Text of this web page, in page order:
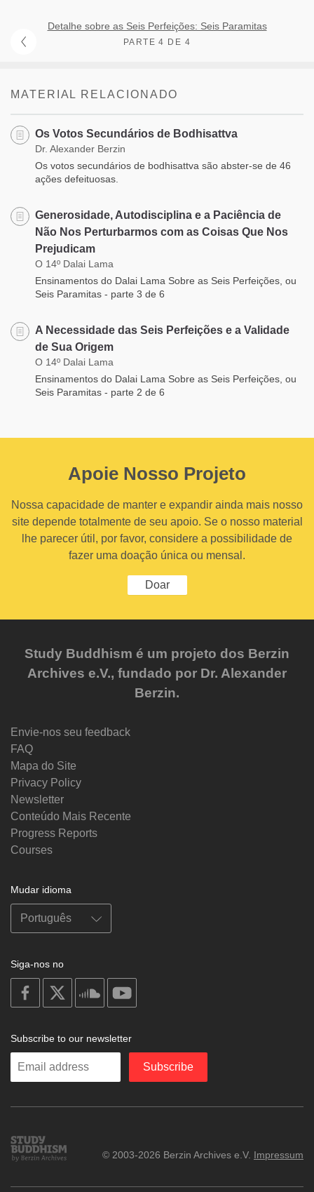
Detalhe sobre as Seis Perfeições: Seis Paramitas
PARTE 4 DE 4
MATERIAL RELACIONADO
Os Votos Secundários de Bodhisattva
Dr. Alexander Berzin
Os votos secundários de bodhisattva são abster-se de 46
ações defeituosas.
Generosidade, Autodisciplina e a Paciência de
Não Nos Perturbarmos com as Coisas Que Nos
Prejudicam
O 14º Dalai Lama
Ensinamentos do Dalai Lama Sobre as Seis Perfeições, ou
Seis Paramitas - parte 3 de 6
A Necessidade das Seis Perfeições e a Validade
de Sua Origem
O 14º Dalai Lama
Ensinamentos do Dalai Lama Sobre as Seis Perfeições, ou
Seis Paramitas - parte 2 de 6
Apoie Nosso Projeto
Nossa capacidade de manter e expandir ainda mais nosso
site depende totalmente de seu apoio. Se o nosso material
lhe parecer útil, por favor, considere a possibilidade de
fazer uma doação única ou mensal.
Doar
Study Buddhism é um projeto dos Berzin
Archives e.V., fundado por Dr. Alexander
Berzin.
Envie-nos seu feedback
FAQ
Mapa do Site
Privacy Policy
Newsletter
Conteúdo Mais Recente
Progress Reports
Courses
Mudar idioma
Siga-nos no
on
facebook
soundcloud
Subscribe to our newsletter
Enter
Subscribe
Study
Buddhism
© 2003-2026 Berzin Archives e.V. Impressum